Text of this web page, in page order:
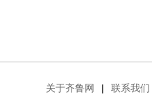
关于齐鲁网 |
联系我们